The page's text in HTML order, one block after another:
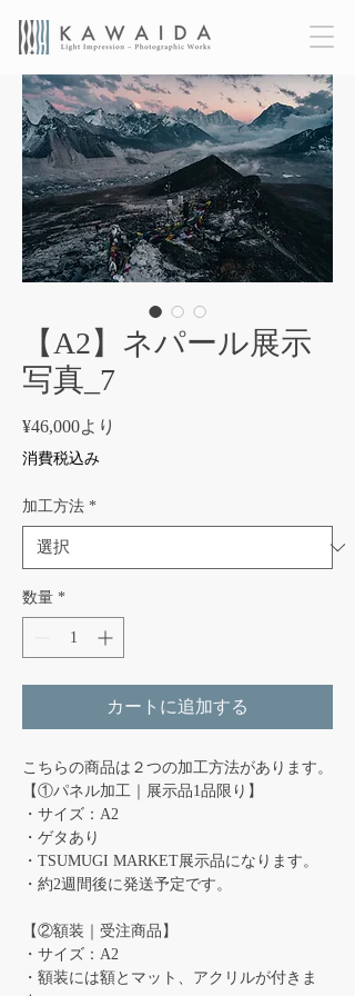
【A2】ネパール展示
写真_7
¥46,000より
消費税込み
加工方法 *
数量 *
カートに追加する
こちらの商品は２つの加工方法があります。
【①パネル加工｜展示品1品限り】
・サイズ：A2
・ゲタあり
・TSUMUGI MARKET展示品になります。
・約2週間後に発送予定です。
【②額装｜受注商品】
・サイズ：A2
・額装には額とマット、アクリルが付きま